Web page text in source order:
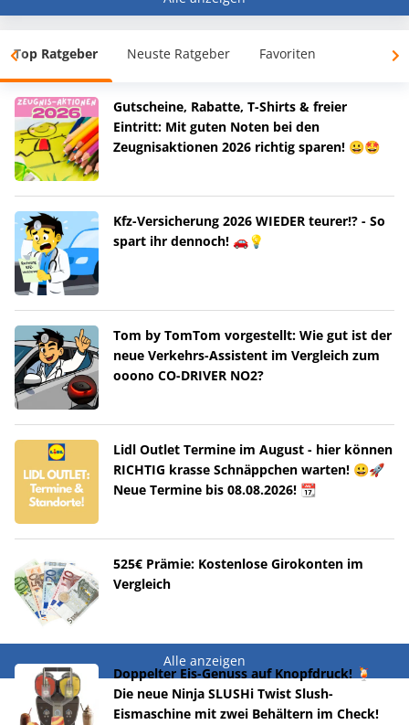
Top Ratgeber Neuste Ratgeber Favoriten
Gutscheine, Rabatte, T-Shirts & freier
Eintritt: Mit guten Noten bei den
Zeugnisaktionen 2026 richtig sparen! 😀🤩
Kfz-Versicherung 2026 WIEDER teurer!? - So
spart ihr dennoch! 🚗💡
Tom by TomTom vorgestellt: Wie gut ist der
neue Verkehrs-Assistent im Vergleich zum
ooono CO-DRIVER NO2?
Lidl Outlet Termine im August - hier können
RICHTIG krasse Schnäppchen warten! 😀🚀
Neue Termine bis 08.08.2026! 📆
525€ Prämie: Kostenlose Girokonten im
Vergleich
Alle anzeigen
Doppelter Eis-Genuss auf Knopfdruck! 🍹
Die neue Ninja SLUSHi Twist Slush-
Eismaschine mit zwei Behältern im Check!